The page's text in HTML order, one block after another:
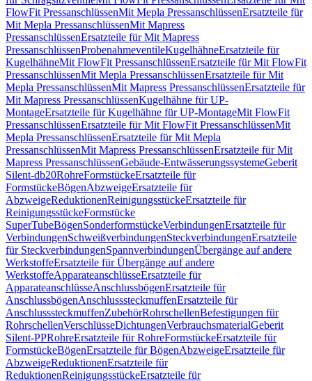
FlowFit PressanschlüssenMit Mepla PressanschlüssenErsatzteile für
Mit Mepla PressanschlüssenMit Mapress
PressanschlüssenErsatzteile für Mit Mapress
PressanschlüssenProbenahmeventileKugelhähneErsatzteile für
KugelhähneMit FlowFit PressanschlüssenErsatzteile für Mit FlowFit
PressanschlüssenMit Mepla PressanschlüssenErsatzteile für Mit
Mepla PressanschlüssenMit Mapress PressanschlüssenErsatzteile für
Mit Mapress PressanschlüssenKugelhähne für UP-
MontageErsatzteile für Kugelhähne für UP-MontageMit FlowFit
PressanschlüssenErsatzteile für Mit FlowFit PressanschlüssenMit
Mepla PressanschlüssenErsatzteile für Mit Mepla
PressanschlüssenMit Mapress PressanschlüssenErsatzteile für Mit
Mapress PressanschlüssenGebäude-EntwässerungssystemeGeberit
Silent-db20RohreFormstückeErsatzteile für
FormstückeBögenAbzweigeErsatzteile für
AbzweigeReduktionenReinigungsstückeErsatzteile für
ReinigungsstückeFormstücke
SuperTubeBögenSonderformstückeVerbindungenErsatzteile für
VerbindungenSchweißverbindungenSteckverbindungenErsatzteile
für SteckverbindungenSpannverbindungenÜbergänge auf andere
WerkstoffeErsatzteile für Übergänge auf andere
WerkstoffeApparateanschlüsseErsatzteile für
ApparateanschlüsseAnschlussbögenErsatzteile für
AnschlussbögenAnschlusssteckmuffenErsatzteile für
AnschlusssteckmuffenZubehörRohrschellenBefestigungen für
RohrschellenVerschlüsseDichtungenVerbrauchsmaterialGeberit
Silent-PPRohreErsatzteile für RohreFormstückeErsatzteile für
FormstückeBögenErsatzteile für BögenAbzweigeErsatzteile für
AbzweigeReduktionenErsatzteile für
ReduktionenReinigungsstückeErsatzteile für